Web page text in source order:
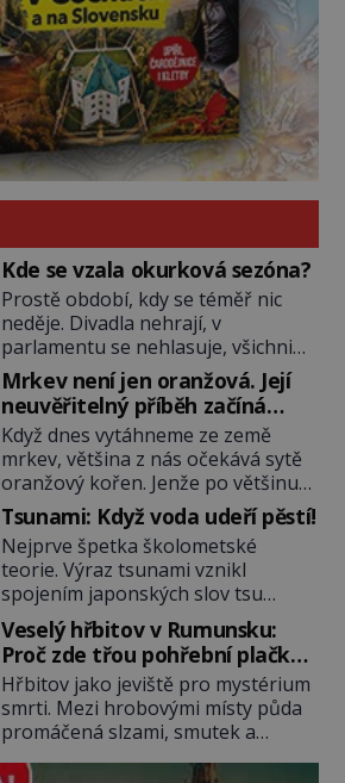
Kde se vzala okurková sezóna?
Prostě období, kdy se téměř nic
neděje. Divadla nehrají, v
parlamentu se nehlasuje, všichni
jsou na dovolené a média tak
nemají o čem mluvit a psát. A
vymýšlejí si proto témata, které
nikoho nezajímají. Proč je však ona
letní doba spojovaná zrovna s
okurkami? Okurkovou sezónu
známe už od poloviny 19. století,
ovšem jako Češi […]
Mrkev není jen oranžová. Její
neuvěřitelný příběh začíná
fialovou barvou
Když dnes vytáhneme ze země
mrkev, většina z nás očekává sytě
oranžový kořen. Jenže po většinu
své historie je mrkev všechno
možné, jen ne oranžová. Je fialová,
žlutá, bílá, někdy dokonce téměř
černá. Až díky stovkám let
pečlivého šlechtění se z ní stává
zelenina, bez které si českou
zahradu ani nedokážeme
představit. Její příběh je […]
Tsunami: Když voda udeří pěstí!
Nejprve špetka školometské
teorie. Výraz tsunami vznikl
spojením japonských slov tsu
(přístav) a nami (vlna). Jedná se o
dlouhou vlnu, která je na volném
moři takřka nepostřehnutelná.
Ačkoli je vlnová délka tsunami i 300
kilometrů, výška vlny na volném
moři je maximálně 1,5 metru.
Máme se podobné obří vlny obávat
Veselý hřbitov v Rumunsku:
Proč zde třou pohřební plačky
bídu s nouzí?
Hřbitov jako jeviště pro mystérium
smrti. Mezi hrobovými místy půda
promáčená slzami, smutek a